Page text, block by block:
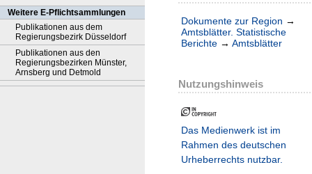
Weitere E-Pflichtsammlungen
Publikationen aus dem
Regierungsbezirk Düsseldorf
Publikationen aus den
Regierungsbezirken Münster,
Arnsberg und Detmold
Dokumente zur Region →
Amtsblätter. Statistische
Berichte → Amtsblätter
Nutzungshinweis
Das Medienwerk ist im
Rahmen des deutschen
Urheberrechts nutzbar.